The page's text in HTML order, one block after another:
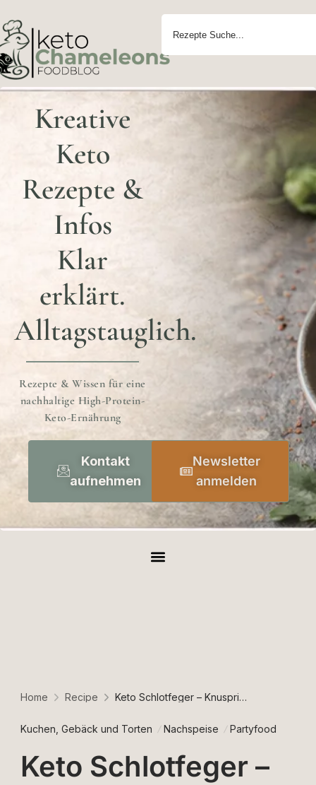
Kreative
Keto
Rezepte &
Infos
Klar
erklärt.
Alltagstauglich.
Rezepte & Wissen für eine
nachhaltige High-Protein-
Keto-Ernährung
Kontakt
aufnehmen
Newsletter
anmelden
Home Recipe Keto Schlotfeger – Knusprige Waffelröllchen mit Schokohülle und Cremefüllung
Kuchen, Gebäck und Torten Nachspeise Partyfood
Keto Schlotfeger –